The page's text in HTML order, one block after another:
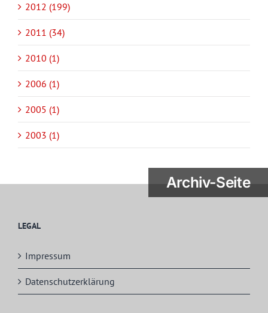
2012 (199)
2011 (34)
2010 (1)
2006 (1)
2005 (1)
2003 (1)
LEGAL
Impressum
Datenschutzerklärung
Archiv-Seite